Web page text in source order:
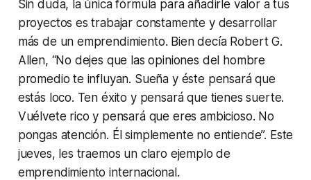
Sin duda, la única fórmula para añadirle valor a tus
proyectos es trabajar constamente y desarrollar
más de un emprendimiento. Bien decía Robert G.
Allen, “No dejes que las opiniones del hombre
promedio te influyan. Sueña y éste pensará que
estás loco. Ten éxito y pensará que tienes suerte.
Vuélvete rico y pensará que eres ambicioso. No
pongas atención. Él simplemente no entiende”. Este
jueves, les traemos un claro ejemplo de
emprendimiento internacional.